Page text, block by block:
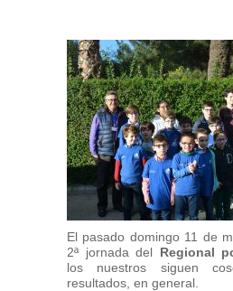
El pasado domingo 11 de
2ª jornada del Regional
los nuestros siguen
resultados, en general.